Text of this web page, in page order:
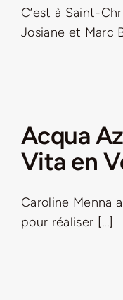
C’est à Saint-
Josiane et Marc
Acqua
Vita en
Caroline Menna
pour réaliser [...]